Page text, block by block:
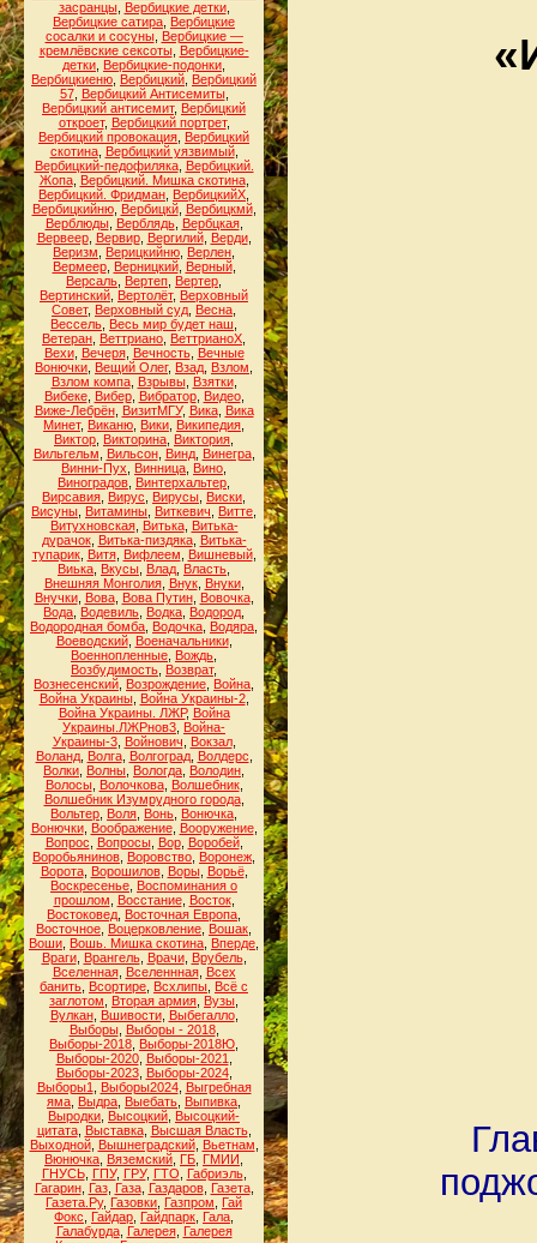
засранцы, Вербицкие детки,
Вербицкие сатира Вербицкие
сосалки и сосуны, Вербицкие —
кремлёвские сексоты, Вербицкие-
детки Вербицкие-подонки
Вербицкиеню Вербицкий Вербицкий
57, Вербицкий Антисемиты,
Вербицкий антисемит, Вербицкий
откроет, Вербицкий портрет,
Вербицкий провокация Вербицкий
скотина, Вербицкий уязвимый,
Вербицкий-педофиляка, Вербицкий.
Жопа, Вербицкий. Мишка скотина,
Вербицкий. Фридман ВербицкийХ
Вербицкийню, Вербицкй, Вербицкмй,
Верблюды, Верблядь, Вербцкая,
Вервеер, Вервир, Вергилий, Верди,
Веризм
Верицкийню Верлен
Вермеер, Верницкий, Верный,
Версаль Вертеп Вертер
Вертинский Вертолёт, Верховный
Совет, Верховный суд Весна
Вессель Весь мир будет наш
Ветеран Веттриано ВеттрианоХ
Вехи, Вечеря, Вечность, Вечные
Вонючки Вещий Олег, Взад Взлом
Взлом компа, Взрывы, Взятки,
Вибеке, Вибер, Вибратор, Видео,
Виже-Лебрён, ВизитМГУ, Вика, Вика
Минет, Виканю Вики Википедия
Виктор Викторина Виктория
Вильгельм
Вильсон, Винд, Винегра,
Винни-Пух
Винница Вино
Виноградов Винтерхальтер
Вирсавия Вирус Вирусы Виски
Висуны Витамины Виткевич Витте
Витухновская, Витька, Витька-
дурачок, Витька-пиздяка, Витька-
тупарик, Витя, Вифлеем Вишневый,
Виька Вкусы Влад Власть
Внешняя Монголия, Внук, Внуки,
Внучки, Вова, Вова Путин, Вовочка,
Вода Водевиль Водка Водород
Водородная бомба Водочка Водяра
Воеводский, Военачальники,
Военнопленные Вождь
Возбудимость Возврат,
Вознесенский Возрождение Война
Война Украины, Война Украины-2,
Война Украины. ЛЖР, Война
Украины.ЛЖРнов3 Война-
Украины-3, Войнович Вокзал,
Воланд, Волга, Волгоград, Волдерс
Волки Волны Вологда Володин
Волосы, Волочкова, Волшебник,
Волшебник Изумрудного города,
Вольтер Воля Вонь Вонючка
Вонючки, Воображение, Вооружение,
Вопрос
Вопросы, Вор, Воробей,
Воробьянинов Воровство Воронеж
Ворота, Ворошилов, Воры, Ворьё,
Воскресенье Воспоминания о
прошлом
Восстание, Восток,
Востоковед Восточная Европа
Восточное Воцерковление Вошак
Воши Вошь. Мишка скотина Вперде
Враги, Врангель, Врачи, Врубель,
Вселенная, Вселеннная, Всех
банить Всортире Всхлипы Всё с
заглотом
Вторая армия Вузы
Вулкан, Вшивости, Выбегалло,
Выборы, Выборы - 2018,
Выборы-2018 Выборы-2018Ю
Выборы-2020, Выборы-2021
Выборы-2023, Выборы-2024,
Выборы1
Выборы2024, Выгребная
яма Выдра Выебать Выпивка
Выродки Высоцкий Высоцкий-
цитата, Выставка, Высшая Власть,
Выходной, Вышнеградский, Вьетнам
Вюнючка Вяземский ГБ ГМИИ
ГНУСЬ, ГПУ, ГРУ, ГТО Габриэль,
Гагарин, Газ, Газа, Газдаров, Газета,
Газета.Ру, Газовки Газпром
Гай
Фокс
Гайдар Гайдпарк Гала
Галабурда, Галерея, Галерея